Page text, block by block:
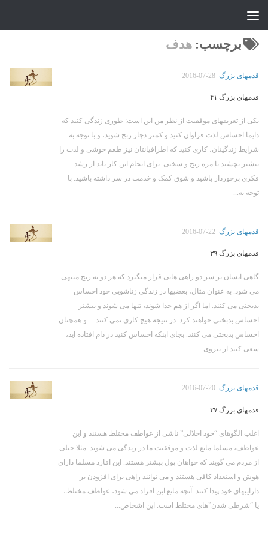
برچسب: هدف
قدمهای بزرگ 2016-07-28
قدمهای بزرگ ۴۱
یکی از تعریفهای موفقیت از نظر من این است: طوری زندگی کنید که
دایما احساس لذت فراوان کنید و کمتر دچار رنج شوید، و با توجه به
شرایط زندگیتان، کاری کنید که اطرافیانتان نیز طعم خوشی و لذت را
بیشتر بچشند تا مزه رنج و سختی. برای انجام این کار باید از رشد
فکری برخوردار باشید و شوق کمک و خدمت در سر داشته باشید. با
توجه به...
قدمهای بزرگ 2016-07-22
قدمهای بزرگ ۳۹
گاهی انسان بر سر دو راهی هایی قرار میگیرد که هر دو به رنج منتهی
می شود. به عنوان مثال، بعضیها در زندگی زناشویی خود احساس
بدبختی می کنند. اما اگر از هم جدا شوند، تنها می شوند و بیشتر
احساس بدبختی خواهند کرد. در نتیجه هیچ کاری نمی کنند… و همچنان
احساس بدبختی می کنند. بجای اینکه احساس کنید در دام افتاده اید،
سعی کنید از نیروی...
قدمهای بزرگ 2016-07-20
قدمهای بزرگ ۳۷
اغلب الگوهای “خود اخلالی” ناشی از عواطف مختلط هستند و این
عواطف، مسلما مانع لذت و موفقیت ما در زندگی می شوند. مثلا خیلی
از مردم می گویند که خواهان پول بیشتر هستند. این افارد مسلما دارای
هوش و استعداد کافی هستند و می توانند راهی برای افزودن بر
داراییهای خود پیدا کنند. آنچه مانع این افراد می شود، عواطف مختلط،
یا “شرطی شدن”های مختلط است. این اشخاص...